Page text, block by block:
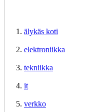
älykäs koti
elektroniikka
tekniikka
it
verkko